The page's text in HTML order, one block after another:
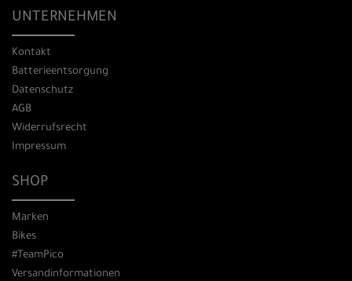
UNTERNEHMEN
Kontakt
Batterieentsorgung
Datenschutz
AGB
Widerrufsrecht
Impressum
SHOP
Marken
Bikes
#TeamPico
Versandinformationen